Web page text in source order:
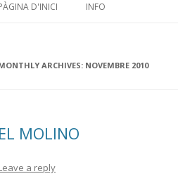
D'INICI INFO
ARCHIVES: NOVEMBRE 2010
EL MOLINO
a reply